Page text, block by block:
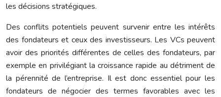
les décisions stratégiques.
Des conflits potentiels peuvent survenir entre les intérêts
des fondateurs et ceux des investisseurs. Les VCs peuvent
avoir des priorités différentes de celles des fondateurs, par
exemple en privilégiant la croissance rapide au détriment de
la pérennité de l’entreprise. Il est donc essentiel pour les
fondateurs de négocier des termes favorables avec les